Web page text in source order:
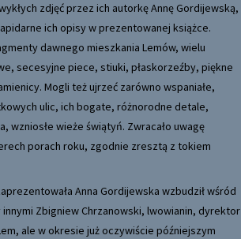
zdjęć przez ich autorkę Annę Gordijewską,
ich opisy w prezentowanej książce.
dawnego mieszkania Lemów, wielu
secesyjne piece, stiuki, płaskorzeźby, piękne
Mogli też ujrzeć zarówno wspaniałe,
ulic, ich bogate, różnorodne detale,
wieże świątyń. Zwracało uwagę
porach roku, zgodnie zresztą z tokiem
Anna Gordijewska wzbudził wśród
Zbigniew Chrzanowski, lwowianin, dyrektor
ale w okresie już oczywiście późniejszym